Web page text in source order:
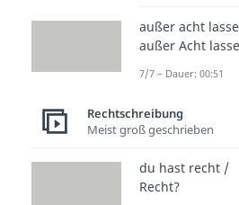
anderem“
Zahlwörter
deshalb ist
anderem“
außer acht
außer Acht
7/7 – Dauer: 00:51
Rechtschreibung
Meist groß geschrieben
du hast recht /
Recht?